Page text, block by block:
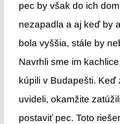
pec by však do ich
nezapadla a aj keď by
bola vyššia, stále by
Navrhli sme im
kúpili v Budapešti.
uvideli, okamžite
postaviť pec. Toto